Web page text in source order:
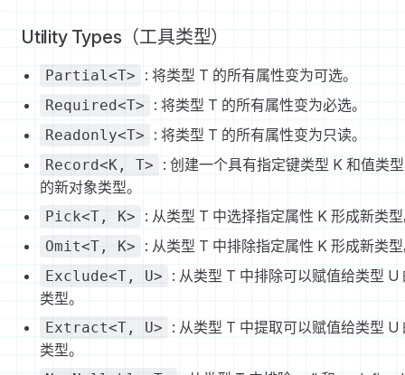
Utility Types（工具类型）
Partial<T> : 将类型 T 的所有属性变为可选。
Required<T> : 将类型 T 的所有属性变为必选。
Readonly<T> : 将类型 T 的所有属性变为只读。
Record<K, T>
: 创建一个具有指定键类型 K 和值类
的新对象类型。
Pick<T, K> : 从类型 T 中选择指定属性 K 形成新类
Omit<T, K> : 从类型 T 中排除指定属性 K 形成新类
Exclude<T, U>
: 从类型 T 中排除可以赋值给类型 U
类型。
Extract<T, U>
: 从类型 T 中提取可以赋值给类型 U
类型。